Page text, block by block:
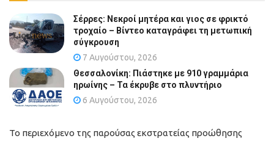
Σέρρες: Νεκροί μητέρα και γιος σε φρικτό
τροχαίο – Βίντεο καταγράφει τη μετωπική
σύγκρουση
7 Αυγούστου, 2026
Θεσσαλονίκη: Πιάστηκε με 910 γραμμάρια
ηρωίνης – Τα έκρυβε στο πλυντήριο
6 Αυγούστου, 2026
Το περιεχόμενο της παρούσας εκστρατείας προώθησης